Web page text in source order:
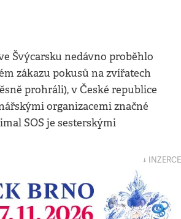
Švýcarsku nedávno proběhlo
zákazu pokusů na zvířatech
prohráli), v České republice
organizacemi značné
SOS je sesterskými
↓ INZERCE